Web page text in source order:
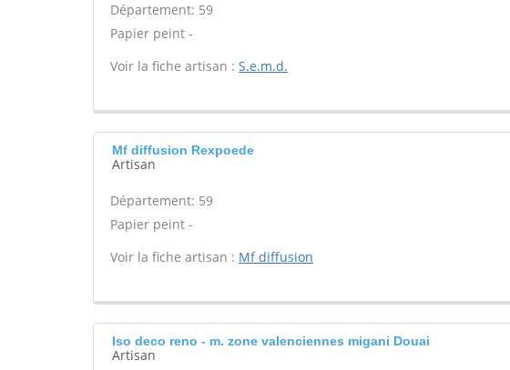
Département: 59
Papier peint -
Voir la fiche artisan : S.e.m.d.
Mf diffusion Rexpoede
Artisan
Département: 59
Papier peint -
Voir la fiche artisan : Mf diffusion
Iso deco reno - m. zone valenciennes migani Douai
Artisan